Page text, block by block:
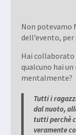
Non potevamo
dell’evento,
Hai
qualcuno hai
mentalmente?
Tutti i
dal nuoto,
tutti perchè
veramente